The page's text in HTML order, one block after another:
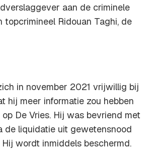
aan de criminele
topcrimineel Ridouan Taghi, de
in november 2021 vrijwillig bij
hij meer informatie zou hebben
De Vries. Hij was bevriend met
de liquidatie uit gewetensnood
wordt inmiddels beschermd.